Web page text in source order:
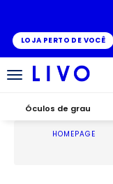
LOJA PERTO DE VOCÊ
Alternar
Óculos de grau
HOMEPAGE